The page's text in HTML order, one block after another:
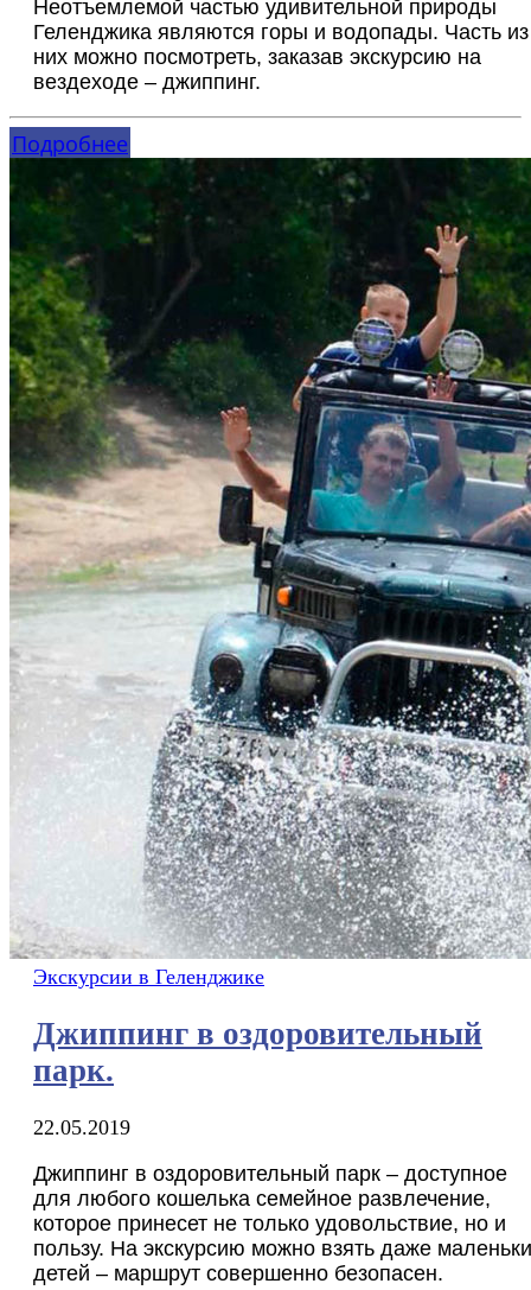
Неотъемлемой частью удивительной природы
Геленджика являются горы и водопады. Часть из
них можно посмотреть, заказав экскурсию на
вездеходе – джиппинг.
Подробнее
Экскурсии в Геленджике
Джиппинг в оздоровительный
парк.
22.05.2019
Джиппинг в оздоровительный парк – доступное
для любого кошелька семейное развлечение,
которое принесет не только удовольствие, но и
пользу. На экскурсию можно взять даже
детей – маршрут совершенно безопасен.